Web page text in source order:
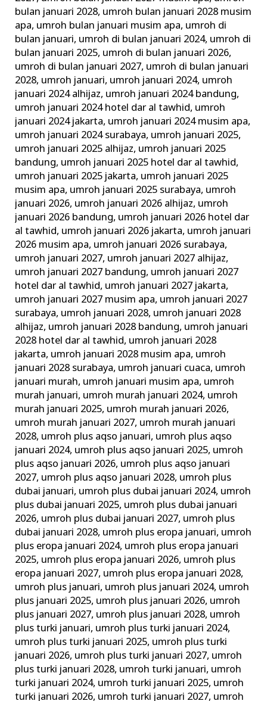
bulan januari 2028, umroh bulan januari 2028 musim
apa, umroh bulan januari musim apa, umroh di
bulan januari, umroh di bulan januari 2024, umroh di
bulan januari 2025, umroh di bulan januari 2026,
umroh di bulan januari 2027, umroh di bulan januari
2028, umroh januari, umroh januari 2024, umroh
januari 2024 alhijaz, umroh januari 2024 bandung,
umroh januari 2024 hotel dar al tawhid, umroh
januari 2024 jakarta, umroh januari 2024 musim apa,
umroh januari 2024 surabaya, umroh januari 2025,
umroh januari 2025 alhijaz, umroh januari 2025
bandung, umroh januari 2025 hotel dar al tawhid,
umroh januari 2025 jakarta, umroh januari 2025
musim apa, umroh januari 2025 surabaya, umroh
januari 2026, umroh januari 2026 alhijaz, umroh
januari 2026 bandung, umroh januari 2026 hotel dar
al tawhid, umroh januari 2026 jakarta, umroh januari
2026 musim apa, umroh januari 2026 surabaya,
umroh januari 2027, umroh januari 2027 alhijaz,
umroh januari 2027 bandung, umroh januari 2027
hotel dar al tawhid, umroh januari 2027 jakarta,
umroh januari 2027 musim apa, umroh januari 2027
surabaya, umroh januari 2028, umroh januari 2028
alhijaz, umroh januari 2028 bandung, umroh januari
2028 hotel dar al tawhid, umroh januari 2028
jakarta, umroh januari 2028 musim apa, umroh
januari 2028 surabaya, umroh januari cuaca, umroh
januari murah, umroh januari musim apa, umroh
murah januari, umroh murah januari 2024, umroh
murah januari 2025, umroh murah januari 2026,
umroh murah januari 2027, umroh murah januari
2028, umroh plus aqso januari, umroh plus aqso
januari 2024, umroh plus aqso januari 2025, umroh
plus aqso januari 2026, umroh plus aqso januari
2027, umroh plus aqso januari 2028, umroh plus
dubai januari, umroh plus dubai januari 2024, umroh
plus dubai januari 2025, umroh plus dubai januari
2026, umroh plus dubai januari 2027, umroh plus
dubai januari 2028, umroh plus eropa januari, umroh
plus eropa januari 2024, umroh plus eropa januari
2025, umroh plus eropa januari 2026, umroh plus
eropa januari 2027, umroh plus eropa januari 2028,
umroh plus januari, umroh plus januari 2024, umroh
plus januari 2025, umroh plus januari 2026, umroh
plus januari 2027, umroh plus januari 2028, umroh
plus turki januari, umroh plus turki januari 2024,
umroh plus turki januari 2025, umroh plus turki
januari 2026, umroh plus turki januari 2027, umroh
plus turki januari 2028, umroh turki januari, umroh
turki januari 2024, umroh turki januari 2025, umroh
turki januari 2026, umroh turki januari 2027, umroh